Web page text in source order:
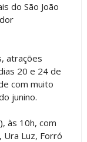
do São João
atrações
20 e 24 de
com muito
junino.
às 10h, com
Ura Luz, Forró